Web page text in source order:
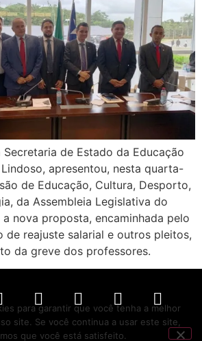
de Estado da Educação
apresentou, nesta quarta-
de Educação, Cultura, Desporto,
da Assembleia Legislativa do
a nova proposta, encaminhada pelo
de reajuste salarial e outros pleitos,
da greve dos professores.
para garantir que você tenha a melhor
site. Se você continua a usar este site,
que você está satisfeito.